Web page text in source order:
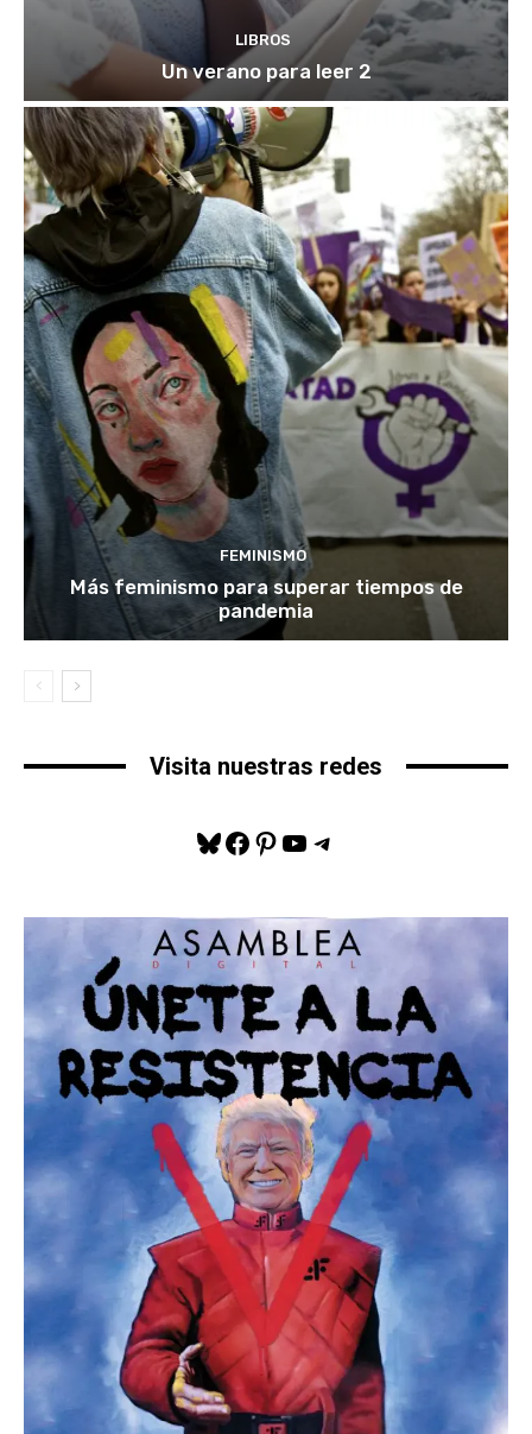
LIBROS
Un verano para leer 2
FEMINISMO
Más feminismo para superar tiempos de
pandemia
Visita nuestras redes
Bluesky
Facebook
Pinterest
YouTube
Telegram